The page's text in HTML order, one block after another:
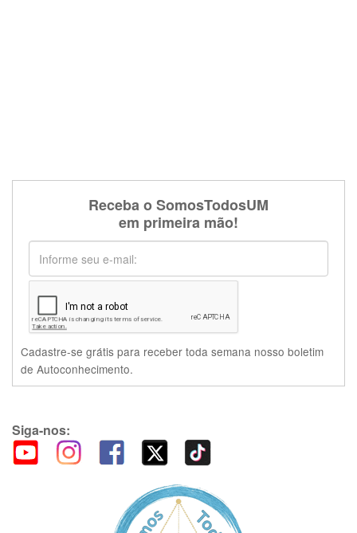
Receba o SomosTodosUM
em primeira mão!
Cadastre-se grátis para receber toda semana nosso boletim
de Autoconhecimento.
Siga-nos: